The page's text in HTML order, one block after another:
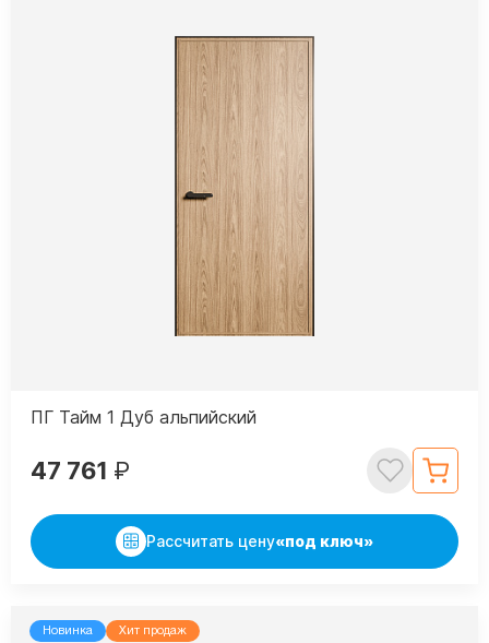
ПГ Тайм 1 Дуб альпийский
47 761 ₽
Рассчитать цену«под ключ»
Новинка Хит продаж